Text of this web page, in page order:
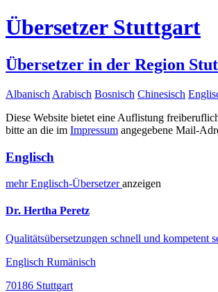
Übersetzer Stuttgart
Übersetzer in der Region
Albanisch Arabisch Bosnisch Chinesisch
Diese Website bietet eine Auflistung
bitte an die im Impressum angegebene Mail-
Englisch
mehrEnglisch-Übersetzeranzeigen
Dr. Hertha Peretz
Qualitätsübersetzungen schnell und kompetent
Englisch Rumänisch
70186 Stuttgart